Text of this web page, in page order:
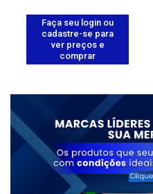
Faça seu login ou
cadastre-se para
ver preços e
comprar